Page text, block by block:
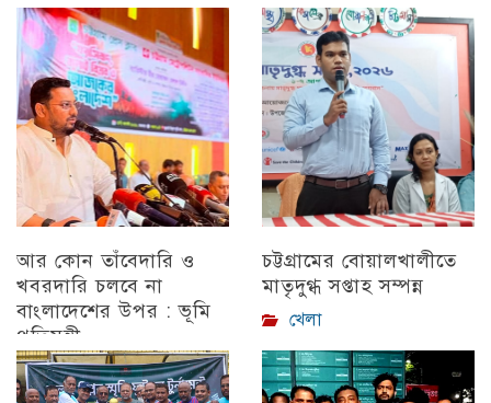
আর কোন তাঁবেদারি ও
খবরদারি চলবে না
বাংলাদেশের উপর : ভূমি
প্রতিমন্ত্রী
চট্টগ্রাম
চট্টগ্রামের বোয়ালখালীতে
মাতৃদুগ্ধ সপ্তাহ সম্পন্ন
খেলা